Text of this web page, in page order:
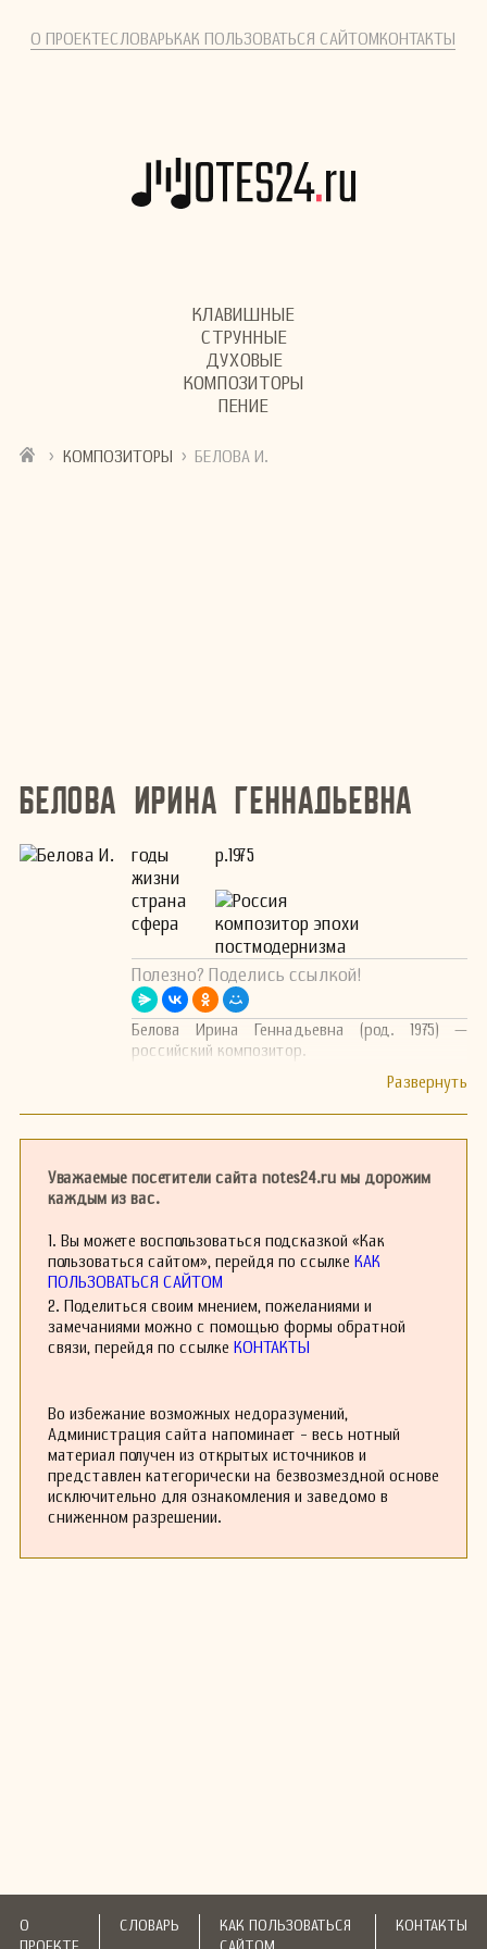
О ПРОЕКТЕСЛОВАРЬКАК ПОЛЬЗОВАТЬСЯ САЙТОМКОНТАКТЫ
КЛАВИШНЫЕ
СТРУННЫЕ
ДУХОВЫЕ
КОМПОЗИТОРЫ
ПЕНИЕ
› КОМПОЗИТОРЫ › БЕЛОВА И.
Белова Ирина Геннадьевна
годы
жизни
р.1975
страна
Россия
сфера
композитор эпохи
постмодернизма
Полезно? Поделись ссылкой!
Белова Ирина Геннадьевна (род. 1975) —
российский композитор.
Уважаемые посетители сайта notes24.ru мы дорожим
каждым из вас.
1. Вы можете воспользоваться подсказкой «Как
пользоваться сайтом», перейдя по ссылке КАК
ПОЛЬЗОВАТЬСЯ САЙТОМ
2. Поделиться своим мнением, пожеланиями и
замечаниями можно с помощью формы обратной
связи, перейдя по ссылке КОНТАКТЫ
Во избежание возможных недоразумений,
Администрация сайта напоминает - весь нотный
материал получен из открытых источников и
представлен категорически на безвозмездной основе
исключительно для ознакомления и заведомо в
сниженном разрешении.
О
СЛОВАРЬ
КАК ПОЛЬЗОВАТЬСЯ
КОНТАКТЫ